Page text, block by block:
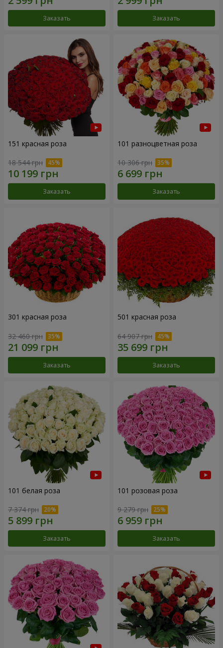
Заказать Заказать
151 красная роза
18 544 грн
Заказать
101 разноцветная роза
10 306 грн
Заказать
301 красная роза
32 460 грн
Заказать
501 красная роза
64 907 грн
Заказать
101 белая роза
7 374 грн
Заказать
101 розовая роза
9 279 грн
Заказать